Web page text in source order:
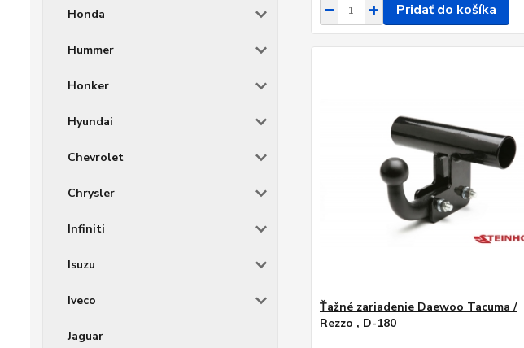
Honda
Hummer
Honker
Hyundai
Chevrolet
Chrysler
Infiniti
Isuzu
Iveco
Jaguar
Pridať do košíka
Ťažné zariadenie Daewoo Tacuma /
Rezzo , D-180